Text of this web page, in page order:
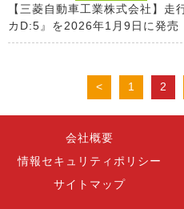
【三菱自動車工業株式会社】走
カD:5』を2026年1月9日に発売
< 1 2
会社概要
情報セキュリティポリシー
サイトマップ